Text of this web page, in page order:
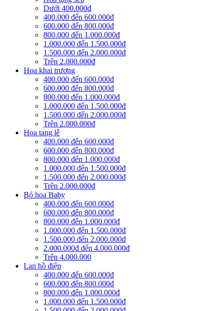
Dưới 400.000đ
400.000 đến 600.000đ
600.000 đến 800.000đ
800.000 đến 1.000.000đ
1.000.000 đến 1.500.000đ
1.500.000 đến 2.000.000đ
Trên 2.000.000đ
Hoa khai trương
400.000 đến 600.000đ
600.000 đến 800.000đ
800.000 đến 1.000.000đ
1.000.000 đến 1.500.000đ
1.500.000 đến 2.000.000đ
Trên 2.000.000đ
Hoa tang lễ
400.000 đến 600.000đ
600.000 đến 800.000đ
800.000 đến 1.000.000đ
1.000.000 đến 1.500.000đ
1.500.000 đến 2.000.000đ
Trên 2.000.000đ
Bó hoa Baby
400.000 đến 600.000đ
600.000 đến 800.000đ
800.000 đến 1.000.000đ
1.000.000 đến 1.500.000đ
1.500.000 đến 2.000.000đ
2.000.000đ đến 4.000.000đ
Trên 4.000.000
Lan hồ điệp
400.000 đến 600.000đ
600.000 đến 800.000đ
800.000 đến 1.000.000đ
1.000.000 đến 1.500.000đ